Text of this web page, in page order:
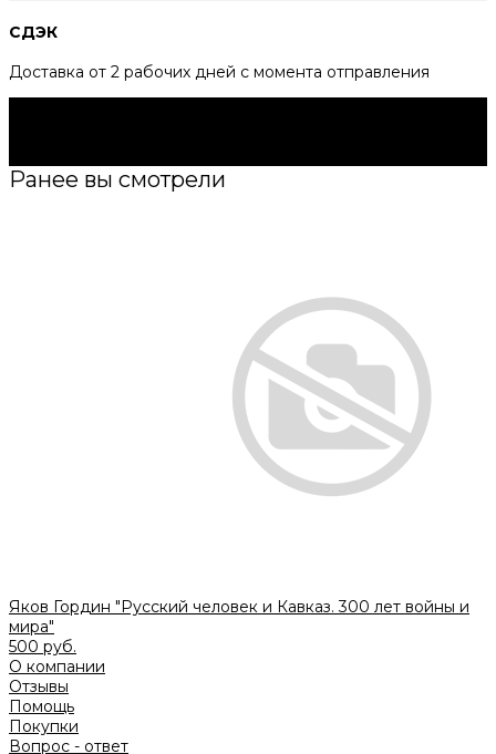
СДЭК
Доставка от 2 рабочих дней с момента отправления
Ранее вы смотрели
Яков Гордин "Русский человек и Кавказ. 300 лет войны и
мира"
500 руб.
О компании
Отзывы
Помощь
Покупки
Вопрос - ответ